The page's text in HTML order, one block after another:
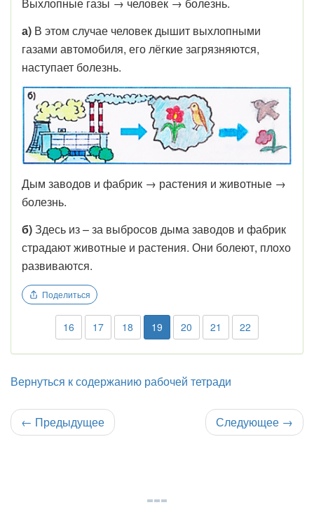
а) В этом случае человек дышит выхлопными
газами автомобиля, его лёгкие загрязняются,
наступает болезнь.
Дым заводов и фабрик → растения и животные →
болезнь.
б)Здесь из – за выбросов дыма заводов и фабрик
страдают животные и растения. Они болеют, плохо
развиваются.
Поделиться
16 17 18 19 20 21 22
Вернуться к содержанию рабочей тетради
← Предыдущее Следующее →